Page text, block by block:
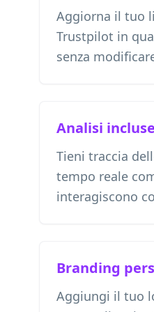
Aggiorna il tuo
Trustpilot in
senza
Analisi incluse
Tieni traccia
tempo reale
interagiscono
Branding
Aggiungi il tuo